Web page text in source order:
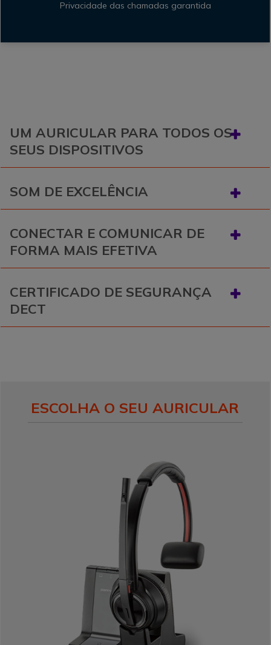
Privacidade das chamadas garantida
UM AURICULAR PARA TODOS OS
SEUS DISPOSITIVOS
SOM DE EXCELÊNCIA
CONECTAR E COMUNICAR DE
FORMA MAIS EFETIVA
CERTIFICADO DE SEGURANÇA
DECT
ESCOLHA O SEU AURICULAR